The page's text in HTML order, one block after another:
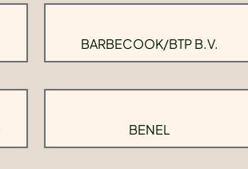
BARBECOOK/BTP B.V.
BENEL